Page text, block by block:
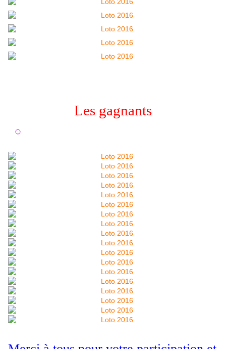
Les gagnants